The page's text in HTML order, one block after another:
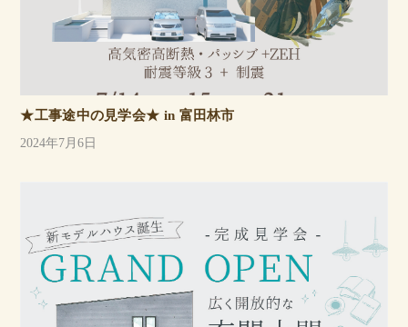
★工事途中の見学会★ in 富田林市
2024年7月6日